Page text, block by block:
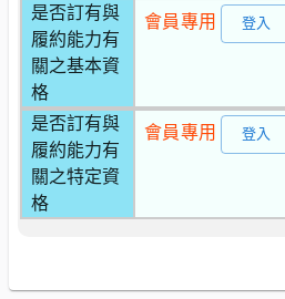
是否訂有與
履約能力有
關之基本資
格
會員專用 登入
是否訂有與
履約能力有
關之特定資
格
會員專用 登入